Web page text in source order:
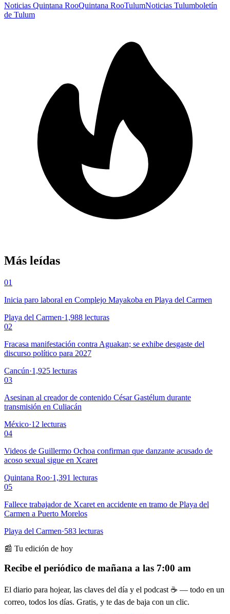
Noticias Quintana RooQuintana RooTulumNoticias Tulumboletín
de Tulum
Más leídas
01
Inicia paro laboral en Complejo Mayakoba en Playa del Carmen
Playa del Carmen·1,988 lecturas
02
Fracasa manifestación contra Aguakan; se exhibe desgaste del
discurso político para 2027
Cancún·1,925 lecturas
03
Asesinan al creador de contenido César Gastélum durante
transmisión en Culiacán
México·12 lecturas
04
Videos de Guillermo Ochoa confirman que danzante acusado de
acoso sexual sigue en Xcaret
Quintana Roo·1,391 lecturas
05
Fallece trabajador de Xcaret en accidente en tramo de Playa del
Carmen a Puerto Morelos
Playa del Carmen·583 lecturas
📰 Tu edición de hoy
Recibe el periódico de mañana a las 7:00 am
El diario para hojear, las claves del día y el podcast ☕ — todo en un
correo, todos los días. Gratis, y te das de baja con un clic.